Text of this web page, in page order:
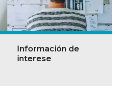
Información de
interese